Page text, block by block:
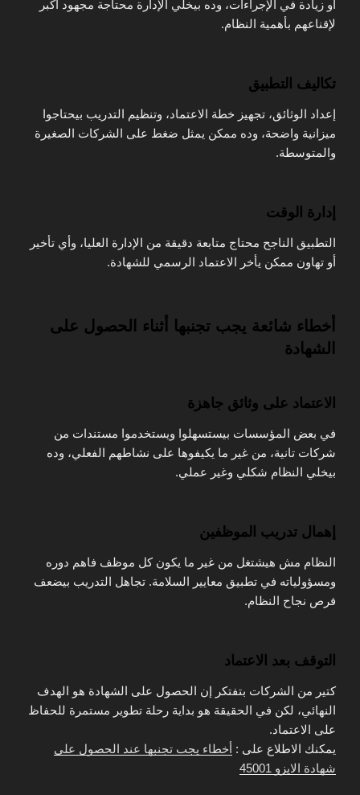
أو زيادة في الإجراءات، وده بيخلي الإدارة محتاجة مجهود أكبر
لإقناعهم بأهمية النظام.
تكاليف التطبيق
إعداد الوثائق، تجهيز خطة الاعتماد، وتنظيم التدريب بيحتاجوا
ميزانية واضحة، وده ممكن يمثل ضغط على الشركات الصغيرة
والمتوسطة.
إدارة الوقت
التطبيق الناجح محتاج متابعة دقيقة من الإدارة العليا، وأي تأخير
أو تهاون ممكن يأخر الاعتماد الرسمي للشهادة.
أخطاء شائعة يجب تجنبها أثناء الحصول على
الشهادة
الاعتماد على وثائق جاهزة
في بعض المؤسسات بيستسهلوا ويستخدموا مستندات من
شركات تانية، من غير ما يكيفوها على نشاطهم الفعلي، وده
بيخلي النظام شكلي وغير عملي.
إهمال تدريب الموظفين
النظام مش هيشتغل من غير ما يكون كل موظف فاهم دوره
ومسؤولياته في تطبيق معايير السلامة. تجاهل التدريب بيضعف
فرص نجاح النظام.
التوقف بعد الاعتماد
كتير من الشركات بتفتكر إن الحصول على الشهادة هو الهدف
النهائي، لكن في الحقيقة هو بداية رحلة تطوير مستمرة للحفاظ
على الاعتماد.
يمكنك الاطلاع على : أخطاء يجب تجنبها عند الحصول على
شهادة الايزو 45001